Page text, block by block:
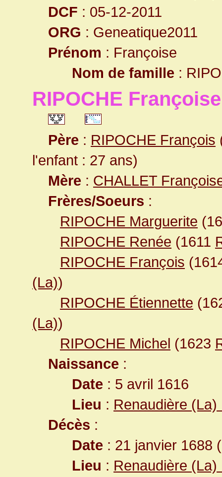
DCF : 05-12-2011
ORG : Geneatique2011
Prénom : Françoise
Nom de famille :
RIPOCHE Françoise
Père : RIPOCHE François
l'enfant : 27 ans)
Mère : CHALLET
Frères/Soeurs :
RIPOCHE Marguerite
RIPOCHE Renée (1611
RIPOCHE François
(La))
RIPOCHE Étiennette
(La))
RIPOCHE Michel (1623
Naissance :
Date : 5 avril 1616
Lieu : Renaudière
Décès :
Date : 21 janvier 1688
Lieu : Renaudière